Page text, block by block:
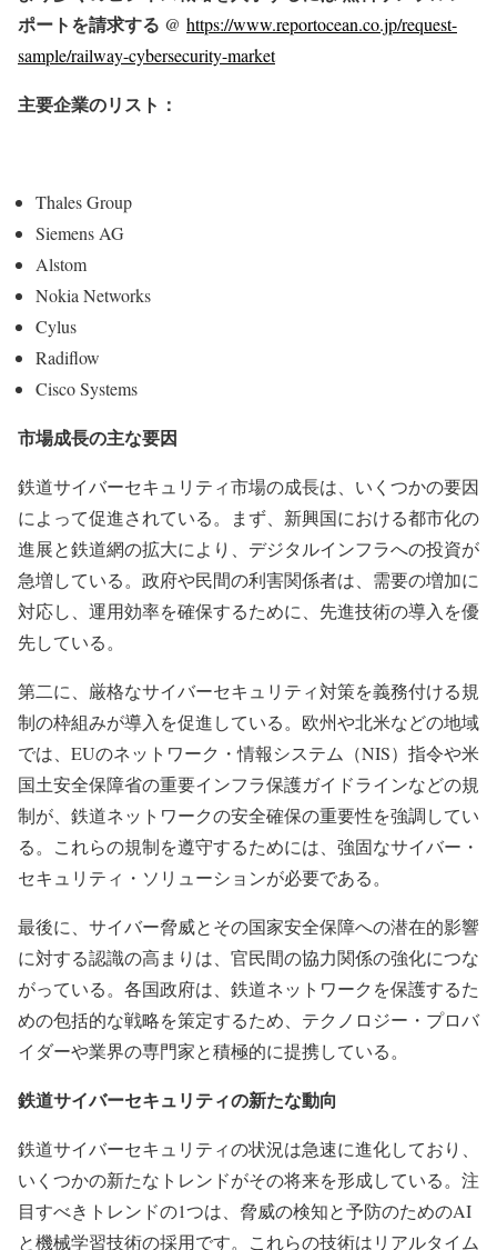
ポートを請求する @ https://www.reportocean.co.jp/request-
sample/railway-cybersecurity-market
主要企業のリスト：
Thales Group
Siemens AG
Alstom
Nokia Networks
Cylus
Radiflow
Cisco Systems
市場成長の主な要因
鉄道サイバーセキュリティ市場の成長は、いくつかの要因
によって促進されている。まず、新興国における都市化の
進展と鉄道網の拡大により、デジタルインフラへの投資が
急増している。政府や民間の利害関係者は、需要の増加に
対応し、運用効率を確保するために、先進技術の導入を優
先している。
第二に、厳格なサイバーセキュリティ対策を義務付ける規
制の枠組みが導入を促進している。欧州や北米などの地域
では、EUのネットワーク・情報システム（NIS）指令や米
国土安全保障省の重要インフラ保護ガイドラインなどの規
制が、鉄道ネットワークの安全確保の重要性を強調してい
る。これらの規制を遵守するためには、強固なサイバー・
セキュリティ・ソリューションが必要である。
最後に、サイバー脅威とその国家安全保障への潜在的影響
に対する認識の高まりは、官民間の協力関係の強化につな
がっている。各国政府は、鉄道ネットワークを保護するた
めの包括的な戦略を策定するため、テクノロジー・プロバ
イダーや業界の専門家と積極的に提携している。
鉄道サイバーセキュリティの新たな動向
鉄道サイバーセキュリティの状況は急速に進化しており、
いくつかの新たなトレンドがその将来を形成している。注
目すべきトレンドの1つは、脅威の検知と予防のためのAI
と機械学習技術の採用です。これらの技術はリアルタイム